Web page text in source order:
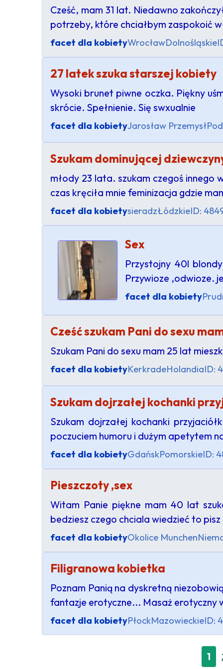
Cześć, mam 31 lat. Niedawno
potrzeby, które chciałbym zaspokoić
facet dla kobietyWrocławDolnośląskie
27 latek szuka starszej kobiety
Wysoki brunet piwne oczka. Piękny
skrócie. Spełnienie. Się swxualnie
facet dla kobietyJarosław Przemysł
Szukam dominującej
młody 23 lata. szukam czegoś innego
czas kręciła mnie feminizacja gdzie
facet dla kobietysieradzŁódzkieID:
Sex
Przystojny 40l
Przywioze ,odwioze.
facet dla kobiety
Cześć szukam Pani do sexu
Szukam Pani do sexu mam 25 lat
facet dla kobietyKerkradeHolandiaID:
Szukam dojrzałej kochanki
Szukam dojrzałej kochanki
poczuciem humoru i dużym apetytem
facet dla kobietyGdańskPomorskieID:
Pieszczoty ,sex
Witam Panie piękne mam 40 lat
bedziesz czego chciala wiedzieć to pisz
facet dla kobietyOkolice Munchen
Filigranowa kobietka
Poznam Panią na dyskretną
fantazje erotyczne... Masaż erotyczny
facet dla kobietyPłockMazowieckieID:
1